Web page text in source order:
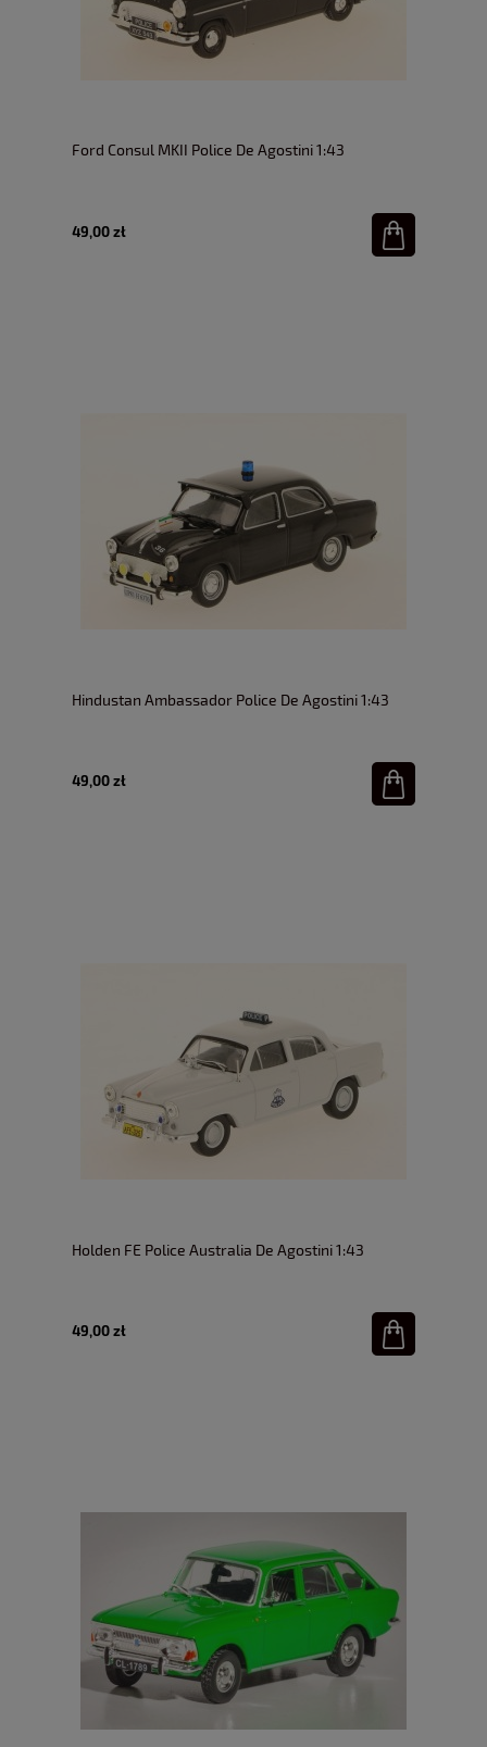
Ford Consul MKII Police De Agostini 1:43
49,00 zł
Hindustan Ambassador Police De Agostini 1:43
49,00 zł
Holden FE Police Australia De Agostini 1:43
49,00 zł